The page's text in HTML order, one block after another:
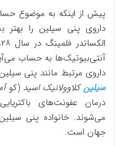
پیش از اینکه به موضوع
داروی پنی سیلین را بهتر
داروی مرتبط مانند پنی
سیلینکلاوولانیک اسید (کوآ
درمان عفونت‌های
می‌شوند. خانواده پنی
جهان است.